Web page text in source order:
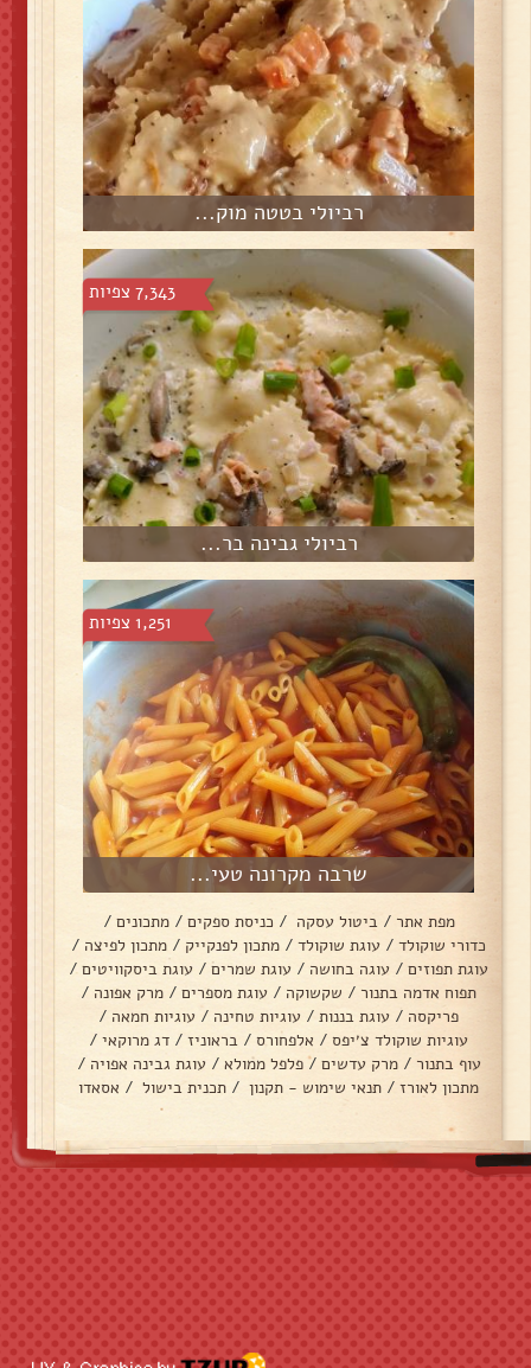
רביולי בטטה מוק...
7,343 צפיות
רביולי גבינה בר...
1,251 צפיות
שרבה מקרונה טעי...
מפת אתר / ביטול עסקה / כניסת ספקים / מתכונים /
כדורי שוקולד / עוגת שוקולד / מתכון לפנקייק / מתכון לפיצה /
עוגת תפוזים / עוגה בחושה / עוגת שמרים / עוגת ביסקוויטים/
תפוח אדמה בתנור / שקשוקה / עוגת מספרים / מרק אפונה /
פריקסה / עוגת בננות / עוגיות טחינה / עוגיות חמאה /
עוגיות שוקולד צ׳יפס / אלפחורס / בראוניז / דג מרוקאי /
עוף בתנור / מרק עדשים / פלפל ממולא / עוגת גבינה אפויה /
מתכון לאורז / תנאי שימוש - תקנון / תכנית בישול / אסאדו